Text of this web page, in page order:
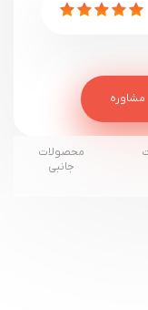
مشاوره
محصولات
جانبی